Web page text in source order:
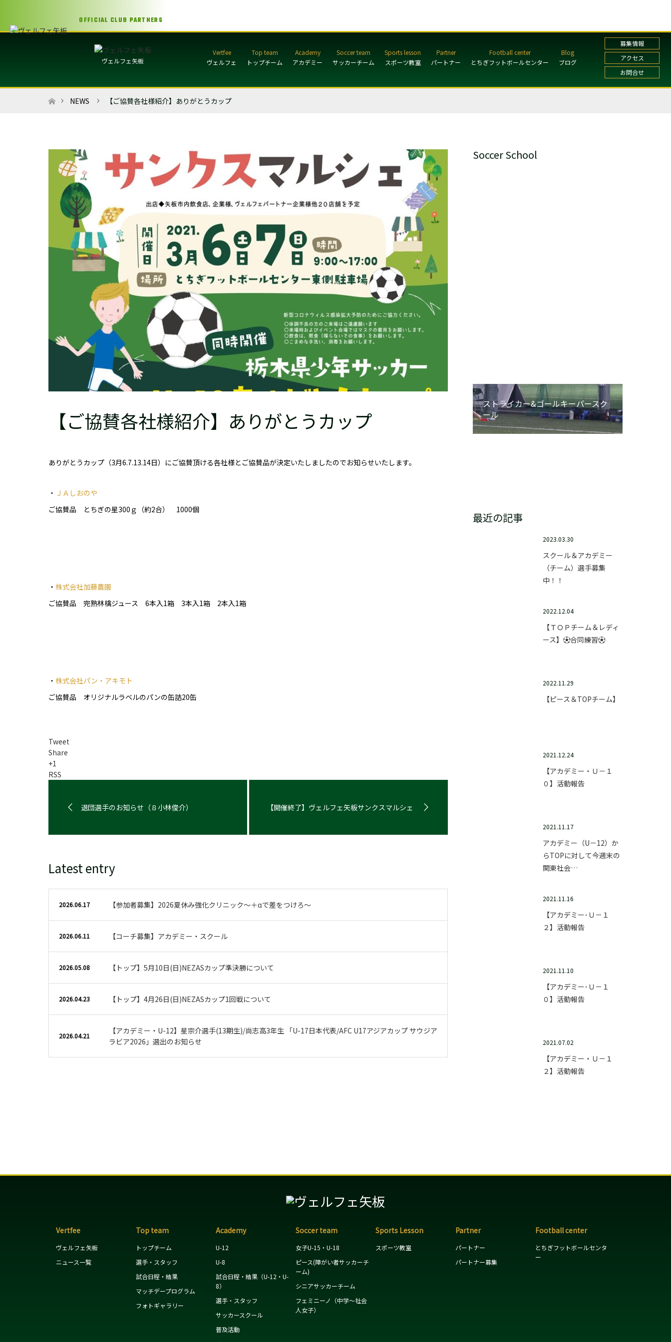
OFFICIAL CLUB PARTNERS
ヴェルフェ矢板
募集情報
アクセス
お問合せ
ヴェルフェ トップチーム アカデミー サッカーチーム スポーツ教室 パートナー とちぎフットボールセンター ブログ
ホームNEWS 【ご協賛各社様紹介】ありがとうカップ
【ご協賛各社様紹介】ありがとうカップ
ありがとうカップ（3月6.7.13.14日）にご協賛頂ける各社様とご協賛品が決定いたしましたのでお知らせいたします。
・ ＪＡしおのや
ご協賛品 とちぎの星300ｇ（約2合） 1000個
・ 株式会社加藤農園
ご協賛品 完熟林檎ジュース 6本入1箱 3本入1箱 2本入1箱
・ 株式会社パン・アキモト
ご協賛品 オリジナルラベルのパンの缶詰20缶
Tweet
Share
+1
RSS
退団選手のお知らせ（８小林俊介） 【開催終了】ヴェルフェ矢板サンクスマルシェ
Latest entry
2026.06.17 【参加者募集】2026夏休み強化クリニック〜＋αで差をつけろ〜
2026.06.11 【コーチ募集】アカデミー・スクール
2026.05.08 【トップ】5月10日(日)NEZASカップ準決勝について
2026.04.23 【トップ】4月26日(日)NEZASカップ1回戦について
2026.04.21
【アカデミー・U-12】星宗介選手(13期生)/尚志高3年生 「U-17日本代表/AFC U17アジアカップ サウジア
ラビア2026」選出のお知らせ
Soccer School
ストライカー&ゴールキーパースク
ール
最近の記事
2023.03.30
スクール＆アカデミー
（チーム）選手募集
中！！
2022.12.04
【ＴＯＰチーム＆レディ
ース】⚽合同練習⚽
2022.11.29
【ピース＆TOPチーム】
2021.12.24
【アカデミー・Ｕ－１
０】活動報告
2021.11.17
アカデミー（U－12）か
らTOPに対して今週末の
関東社会…
2021.11.16
【アカデミー･Ｕ－１
２】活動報告
2021.11.10
【アカデミー･Ｕ－１
０】活動報告
2021.07.02
【アカデミー・Ｕ－１
２】活動報告
Vertfee
ヴェルフェ矢板
ニュース一覧
Top team
トップチーム
選手・スタッフ
試合日程・結果
マッチデープログラム
フォトギャラリー
Academy
U-12
U-8
試合日程・結果（U-12・U-
8）
選手・スタッフ
サッカースクール
普及活動
Soccer team
女子U-15・U-18
ピース(障がい者サッカーチ
ーム)
シニアサッカーチーム
フェミニーノ（中学～社会
人女子）
Sports Lesson
スポーツ教室
Partner
パートナー
パートナー募集
Football center
とちぎフットボールセンタ
ー